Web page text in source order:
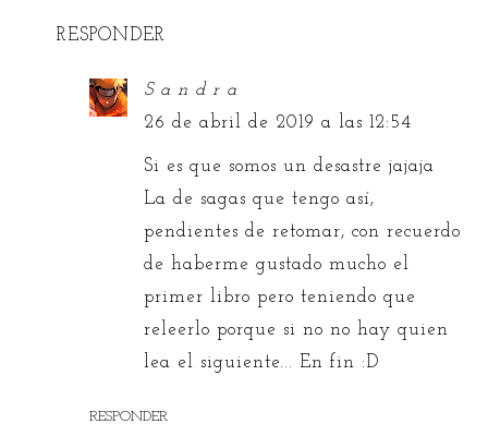
RESPONDER
S a n d r a
26 de abril de 2019 a las 12:54
Si es que somos un desastre jajaja
La de sagas que tengo así,
pendientes de retomar, con recuerdo
de haberme gustado mucho el
primer libro pero teniendo que
releerlo porque si no no hay quien
lea el siguiente... En fin :D
RESPONDER